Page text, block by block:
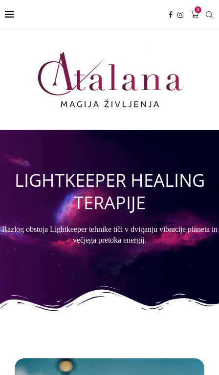
0
LIGHTKEEPER HEALING
TERAPIJE
Razlog obstoja Lightkeeper tehnike tiči v dviganju vibracije planeta in
večjega pretoka energij.